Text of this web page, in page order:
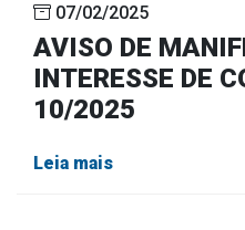
07/02/2025
AVISO DE
INTERESSE DE
10/2025
Leia mais